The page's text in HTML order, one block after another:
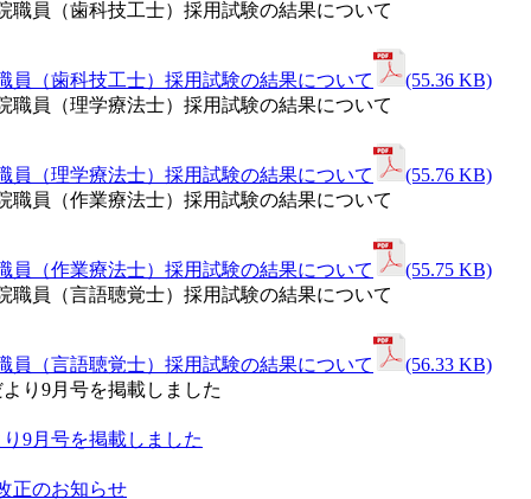
員（歯科技工士）採用試験の結果について (55.36 KB)
員（理学療法士）採用試験の結果について (55.76 KB)
員（作業療法士）採用試験の結果について (55.75 KB)
員（言語聴覚士）採用試験の結果について (56.33 KB)
9月号を掲載しました
正のお知らせ